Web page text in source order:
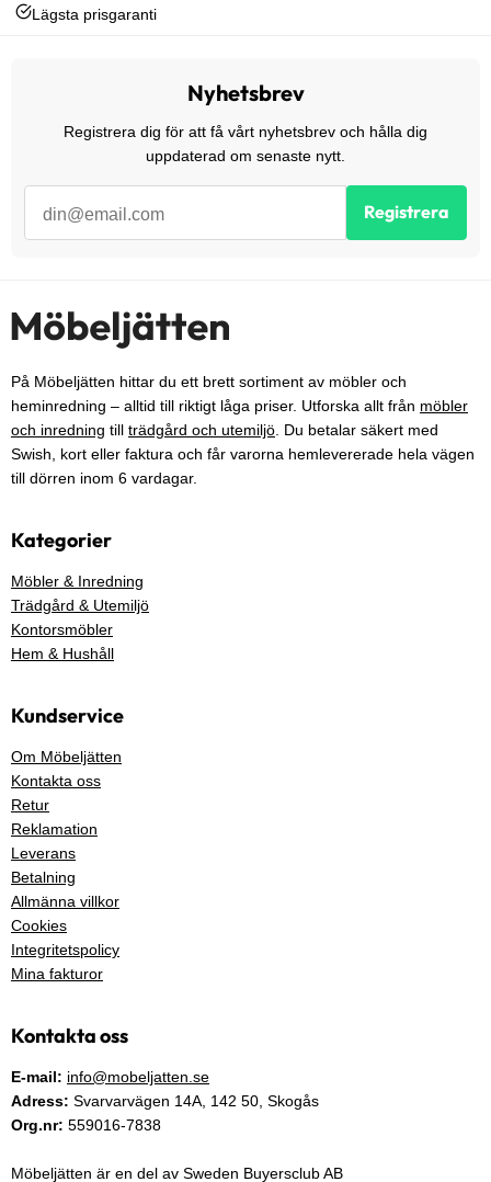
Lägsta prisgaranti
Nyhetsbrev
Registrera dig för att få vårt nyhetsbrev och hålla dig
uppdaterad om senaste nytt.
Registrera
På Möbeljätten hittar du ett brett sortiment av möbler och
heminredning – alltid till riktigt låga priser. Utforska allt från möbler
och inredning till trädgård och utemiljö . Du betalar säkert med
Swish, kort eller faktura och får varorna hemlevererade hela vägen
till dörren inom 6 vardagar.
Kategorier
Möbler & Inredning
Trädgård & Utemiljö
Kontorsmöbler
Hem & Hushåll
Kundservice
Om Möbeljätten
Kontakta oss
Retur
Reklamation
Leverans
Betalning
Allmänna villkor
Cookies
Integritetspolicy
Mina fakturor
Kontakta oss
E-mail: info@mobeljatten.se
Adress: Svarvarvägen 14A, 142 50 , Skogås
Org.nr: 559016-7838
Möbeljätten är en del av Sweden Buyersclub AB